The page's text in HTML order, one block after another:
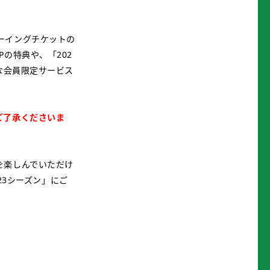
イングチケットの
の特典や、「202
員限定サービス
承くださいま
しんでいただけ
シーズン」にご